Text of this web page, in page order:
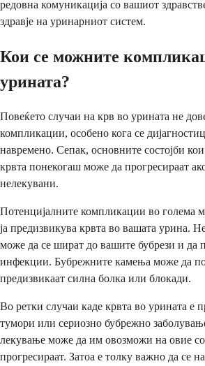
редовна комуникација со вашиот
здравје на уринарниот систем.
Кои се можните
урината?
Повеќето случаи на крв во урината не
компликации, особено кога се
навремено. Сепак, основните состојби
крвта понекогаш може да прогресираат
нелекувани.
Потенцијалните компликации во голема
ја предизвикува крвта во вашата урина.
може да се шират до вашите бубрези и да
инфекции. Бубрежните камења може да
предизвикаат силна болка или блокади.
Во ретки случаи каде крвта во урината е
тумори или сериозно бубрежно
лекување може да им овозможи на овие
прогресираат. Затоа е толку важно да се